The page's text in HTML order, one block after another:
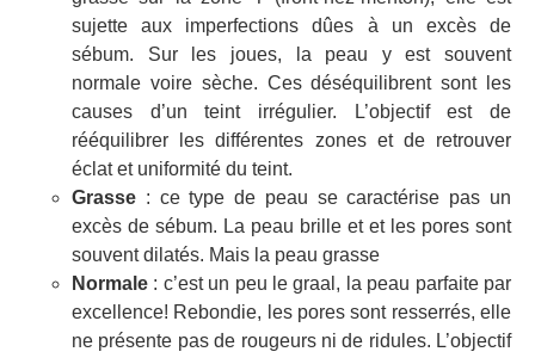
sujette aux imperfections dûes à un excès de
sébum. Sur les joues, la peau y est souvent
normale voire sèche. Ces déséquilibrent sont les
causes d’un teint irrégulier. L’objectif est de
rééquilibrer les différentes zones et de retrouver
éclat et uniformité du teint.
Grasse : ce type de peau se caractérise pas un
excès de sébum. La peau brille et et les pores sont
souvent dilatés. Mais la peau grasse
Normale : c’est un peu le graal, la peau parfaite par
excellence! Rebondie, les pores sont resserrés, elle
ne présente pas de rougeurs ni de ridules. L’objectif